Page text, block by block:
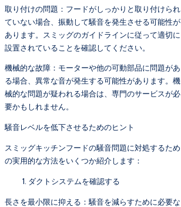
取り付けの問題：フードがしっかりと取り付けられ
ていない場合、振動して騒音を発生させる可能性が
あります。スミッグのガイドラインに従って適切に
設置されていることを確認してください。
機械的な故障：モーターや他の可動部品に問題があ
る場合、異常な音が発生する可能性があります。機
械的な問題が疑われる場合は、専門のサービスが必
要かもしれません。
騒音レベルを低下させるためのヒント
スミッグキッチンフードの騒音問題に対処するため
の実用的な方法をいくつか紹介します：
ダクトシステムを確認する
長さを最小限に抑える：騒音を減らすために必要な